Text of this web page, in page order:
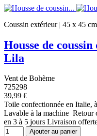
Coussin extérieur | 45 x 45 cm
Housse de
Lila
Vent de Bohème
725298
39,99 €
Toile confectionnée en
Lavable à la machine Retour
en 3 à 5 jours Livraison
Ajouter au panier